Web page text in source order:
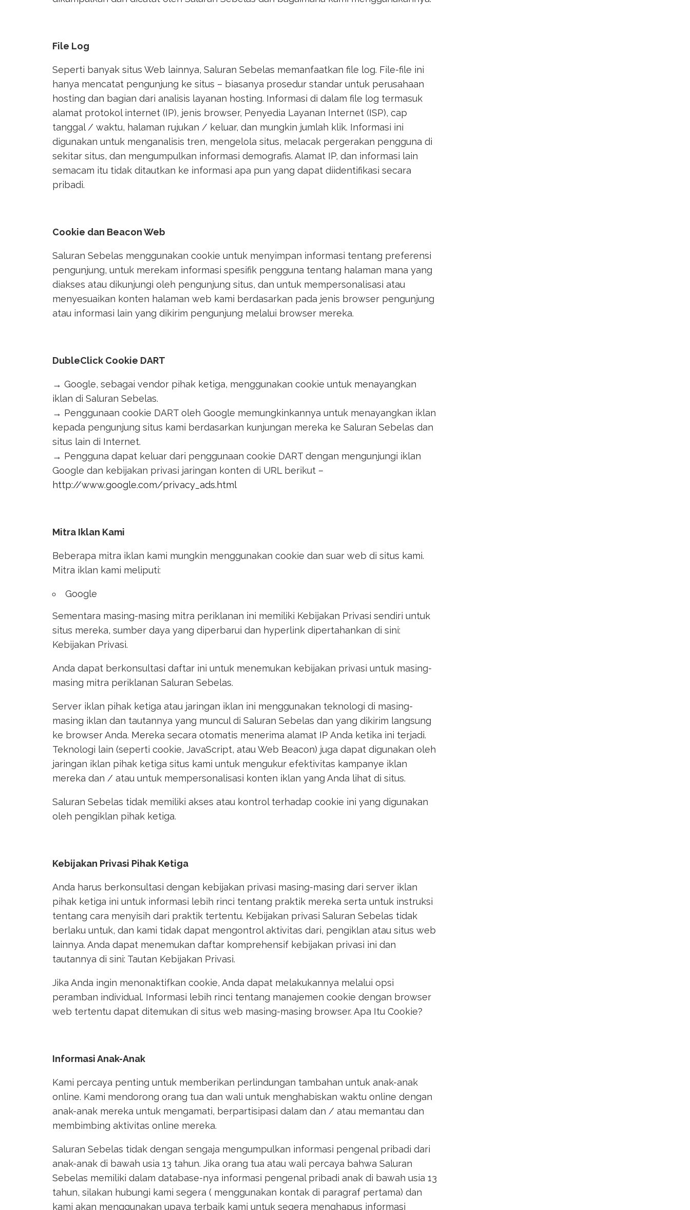
File Log
Seperti banyak situs Web lainnya, Saluran Sebelas memanfaatkan file log. File-file ini
hanya mencatat pengunjung ke situs – biasanya prosedur standar untuk perusahaan
hosting dan bagian dari analisis layanan hosting. Informasi di dalam file log termasuk
alamat protokol internet (IP), jenis browser, Penyedia Layanan Internet (ISP), cap
tanggal / waktu, halaman rujukan / keluar, dan mungkin jumlah klik. Informasi ini
digunakan untuk menganalisis tren, mengelola situs, melacak pergerakan pengguna di
sekitar situs, dan mengumpulkan informasi demografis. Alamat IP, dan informasi lain
semacam itu tidak ditautkan ke informasi apa pun yang dapat diidentifikasi secara
pribadi.
Cookie dan Beacon Web
Saluran Sebelas menggunakan cookie untuk menyimpan informasi tentang preferensi
pengunjung, untuk merekam informasi spesifik pengguna tentang halaman mana yang
diakses atau dikunjungi oleh pengunjung situs, dan untuk mempersonalisasi atau
menyesuaikan konten halaman web kami berdasarkan pada jenis browser pengunjung
atau informasi lain yang dikirim pengunjung melalui browser mereka.
DubleClick Cookie DART
→ Google, sebagai vendor pihak ketiga, menggunakan cookie untuk menayangkan
iklan di Saluran Sebelas.
→ Penggunaan cookie DART oleh Google memungkinkannya untuk menayangkan iklan
kepada pengunjung situs kami berdasarkan kunjungan mereka ke Saluran Sebelas dan
situs lain di Internet.
→ Pengguna dapat keluar dari penggunaan cookie DART dengan mengunjungi iklan
Google dan kebijakan privasi jaringan konten di URL berikut –
http://www.google.com/privacy_ads.html
Mitra Iklan Kami
Beberapa mitra iklan kami mungkin menggunakan cookie dan suar web di situs kami.
Mitra iklan kami meliputi:
Google
Sementara masing-masing mitra periklanan ini memiliki Kebijakan Privasi sendiri untuk
situs mereka, sumber daya yang diperbarui dan hyperlink dipertahankan di sini:
Kebijakan Privasi.
Anda dapat berkonsultasi daftar ini untuk menemukan kebijakan privasi untuk masing-
masing mitra periklanan Saluran Sebelas.
Server iklan pihak ketiga atau jaringan iklan ini menggunakan teknologi di masing-
masing iklan dan tautannya yang muncul di Saluran Sebelas dan yang dikirim langsung
ke browser Anda. Mereka secara otomatis menerima alamat IP Anda ketika ini terjadi.
Teknologi lain (seperti cookie, JavaScript, atau Web Beacon) juga dapat digunakan oleh
jaringan iklan pihak ketiga situs kami untuk mengukur efektivitas kampanye iklan
mereka dan / atau untuk mempersonalisasi konten iklan yang Anda lihat di situs.
Saluran Sebelas tidak memiliki akses atau kontrol terhadap cookie ini yang digunakan
oleh pengiklan pihak ketiga.
Kebijakan Privasi Pihak Ketiga
Anda harus berkonsultasi dengan kebijakan privasi masing-masing dari server iklan
pihak ketiga ini untuk informasi lebih rinci tentang praktik mereka serta untuk instruksi
tentang cara menyisih dari praktik tertentu. Kebijakan privasi Saluran Sebelas tidak
berlaku untuk, dan kami tidak dapat mengontrol aktivitas dari, pengiklan atau situs web
lainnya. Anda dapat menemukan daftar komprehensif kebijakan privasi ini dan
tautannya di sini: Tautan Kebijakan Privasi.
Jika Anda ingin menonaktifkan cookie, Anda dapat melakukannya melalui opsi
peramban individual. Informasi lebih rinci tentang manajemen cookie dengan browser
web tertentu dapat ditemukan di situs web masing-masing browser. Apa Itu Cookie?
Informasi Anak-Anak
Kami percaya penting untuk memberikan perlindungan tambahan untuk anak-anak
online. Kami mendorong orang tua dan wali untuk menghabiskan waktu online dengan
anak-anak mereka untuk mengamati, berpartisipasi dalam dan / atau memantau dan
membimbing aktivitas online mereka.
Saluran Sebelas tidak dengan sengaja mengumpulkan informasi pengenal pribadi dari
anak-anak di bawah usia 13 tahun. Jika orang tua atau wali percaya bahwa Saluran
Sebelas memiliki dalam database-nya informasi pengenal pribadi anak di bawah usia 13
tahun, silakan hubungi kami segera ( menggunakan kontak di paragraf pertama) dan
kami akan menggunakan upaya terbaik kami untuk segera menghapus informasi